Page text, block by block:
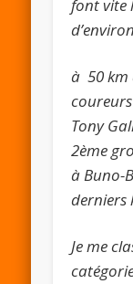
font vite
à 50 km
Tony
2ème
à Buno-
derniers
Je me